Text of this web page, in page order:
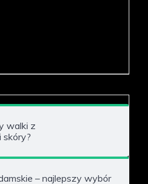
walki z
skóry?
– najlepszy wybór